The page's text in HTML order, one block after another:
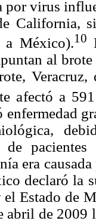
por virus
California,
a México).10
al
afectó a
de
era
declaró la
Estado de
abril de 2009